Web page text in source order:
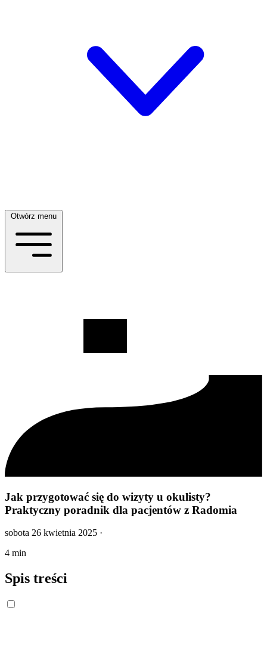
Otwórz menu
Jak przygotować się do wizyty u okulisty?
Praktyczny poradnik dla pacjentów z Radomia
sobota 26 kwietnia 2025 ·
4 min
Spis treści